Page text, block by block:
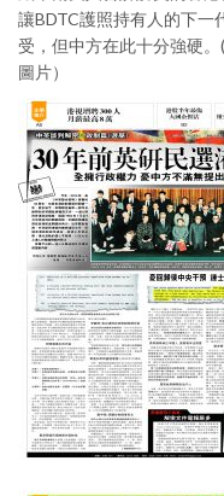
讓BDTC護照持有人的下一
受，但中方在此十分強硬。
圖片）